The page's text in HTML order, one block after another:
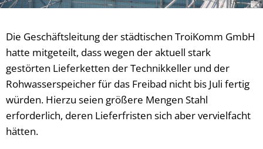
Die Geschäftsleitung der städtischen TroiKomm GmbH
hatte mitgeteilt, dass wegen der aktuell stark
gestörten Lieferketten der Technikkeller und der
Rohwasserspeicher für das Freibad nicht bis Juli fertig
würden. Hierzu seien größere Mengen Stahl
erforderlich, deren Lieferfristen sich aber vervielfacht
hätten.